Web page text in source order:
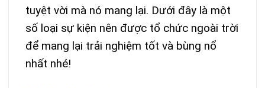
tuyệt vời mà nó mang lại. Dưới đây là một
số loại sự kiện nên được tổ chức ngoài trời
để mang lại trải nghiệm tốt và bùng nổ
nhất nhé!